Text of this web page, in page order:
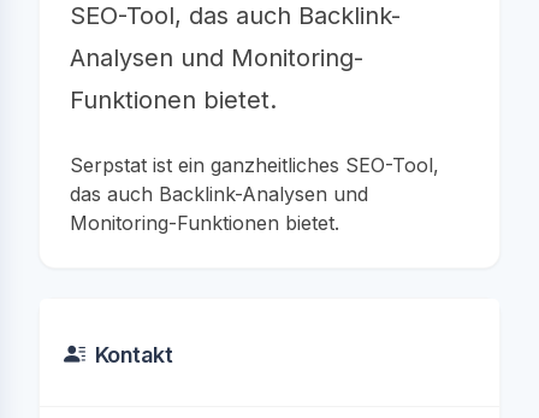
SEO-Tool, das auch Backlink-
Analysen und Monitoring-
Funktionen bietet.
Serpstat ist ein ganzheitliches SEO-Tool,
das auch Backlink-Analysen und
Monitoring-Funktionen bietet.
Kontakt